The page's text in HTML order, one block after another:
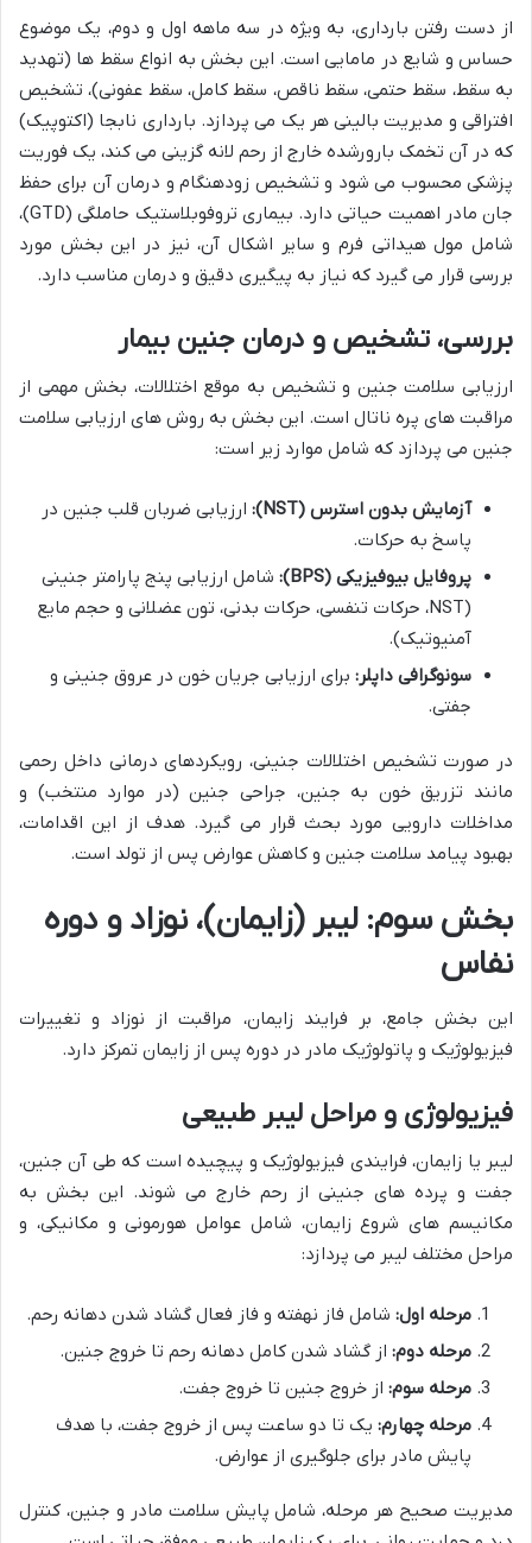
از دست رفتن بارداری، به ویژه در سه ماهه اول و دوم، یک موضوع
حساس و شایع در مامایی است. این بخش به انواع سقط ها (تهدید
به سقط، سقط حتمی، سقط ناقص، سقط کامل، سقط عفونی)، تشخیص
افتراقی و مدیریت بالینی هر یک می پردازد. بارداری نابجا (اکتوپیک)
که در آن تخمک بارورشده خارج از رحم لانه گزینی می کند، یک فوریت
پزشکی محسوب می شود و تشخیص زودهنگام و درمان آن برای حفظ
جان مادر اهمیت حیاتی دارد. بیماری تروفوبلاستیک حاملگی (GTD)،
شامل مول هیداتی فرم و سایر اشکال آن، نیز در این بخش مورد
بررسی قرار می گیرد که نیاز به پیگیری دقیق و درمان مناسب دارد.
بررسی، تشخیص و درمان جنین بیمار
ارزیابی سلامت جنین و تشخیص به موقع اختلالات، بخش مهمی از
مراقبت های پره ناتال است. این بخش به روش های ارزیابی سلامت
جنین می پردازد که شامل موارد زیر است:
آزمایش بدون استرس (NST):
ارزیابی ضربان قلب جنین در
پاسخ به حرکات.
پروفایل بیوفیزیکی (BPS):
شامل ارزیابی پنج پارامتر جنینی
(NST، حرکات تنفسی، حرکات بدنی، تون عضلانی و حجم مایع
آمنیوتیک).
سونوگرافی داپلر: برای ارزیابی جریان خون در عروق جنینی و
جفتی.
در صورت تشخیص اختلالات جنینی، رویکردهای درمانی داخل رحمی
مانند تزریق خون به جنین، جراحی جنین (در موارد منتخب) و
مداخلات دارویی مورد بحث قرار می گیرد. هدف از این اقدامات،
بهبود پیامد سلامت جنین و کاهش عوارض پس از تولد است.
بخش سوم: لیبر (زایمان)، نوزاد و دوره
نفاس
این بخش جامع، بر فرایند زایمان، مراقبت از نوزاد و تغییرات
فیزیولوژیک و پاتولوژیک مادر در دوره پس از زایمان تمرکز دارد.
فیزیولوژی و مراحل لیبر طبیعی
لیبر یا زایمان، فرایندی فیزیولوژیک و پیچیده است که طی آن جنین،
جفت و پرده های جنینی از رحم خارج می شوند. این بخش به
مکانیسم های شروع زایمان، شامل عوامل هورمونی و مکانیکی، و
مراحل مختلف لیبر می پردازد:
مرحله اول: شامل فاز نهفته و فاز فعال گشاد شدن دهانه رحم.
مرحله دوم: از گشاد شدن کامل دهانه رحم تا خروج جنین.
مرحله سوم: از خروج جنین تا خروج جفت.
مرحله چهارم: یک تا دو ساعت پس از خروج جفت، با هدف
پایش مادر برای جلوگیری از عوارض.
مدیریت صحیح هر مرحله، شامل پایش سلامت مادر و جنین، کنترل